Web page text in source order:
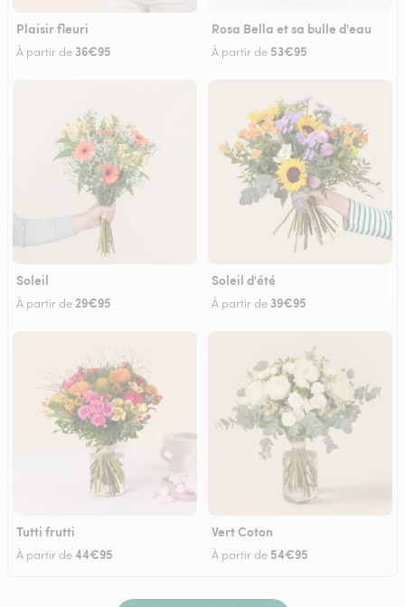
Plaisir fleuri
À partir de 36€95
Rosa Bella et sa bulle d'eau
À partir de 53€95
Soleil
À partir de29€95
Soleil d'été
À partir de 39€95
Tutti frutti
À partir de44€95
Vert Coton
À partir de 54€95